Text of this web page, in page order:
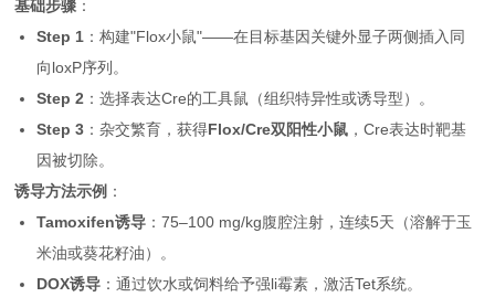
基础步骤 ：
Step 1 ：构建"Flox小鼠"——在目标基因关键外显子两侧插入同
向loxP序列。
Step 2 ：选择表达Cre的工具鼠（组织特异性或诱导型）。
Step 3 ：杂交繁育，获得Flox/Cre双阳性小鼠 ，Cre表达时靶基
因被切除。
诱导方法示例 ：
Tamoxifen诱导 ：75–100 mg/kg腹腔注射，连续5天（溶解于玉
米油或葵花籽油）。
DOX诱导 ：通过饮水或饲料给予强li霉素，激活Tet系统。